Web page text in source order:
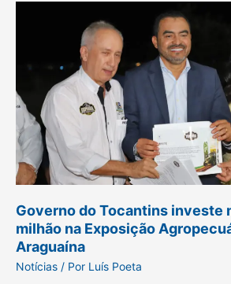
Governo do Tocantins investe
milhão na Exposição
Araguaína
Notícias / Por Luís Poeta
investe
mais
de
R$
1,6
milhão
Exposição
Agropecuária
de
Araguaína